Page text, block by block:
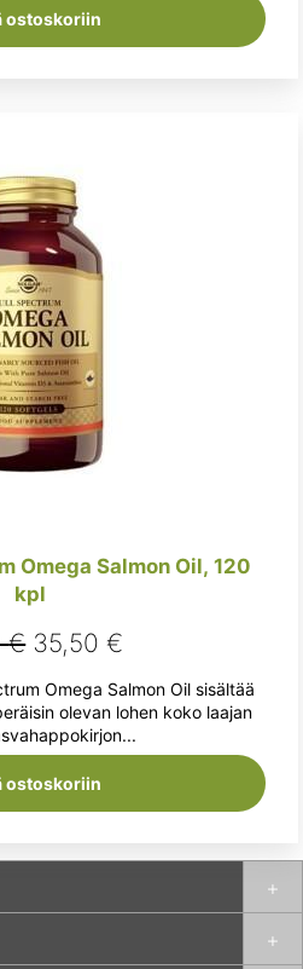
ostoskoriin
Omega Salmon Oil, 120
kpl
€ Alkuperäinen
hinta
oli:
37,90 €.
35,50€
hinta
on:
35,50 €.
Omega Salmon Oil sisältää
olevan lohen koko laajan
ostoskoriin